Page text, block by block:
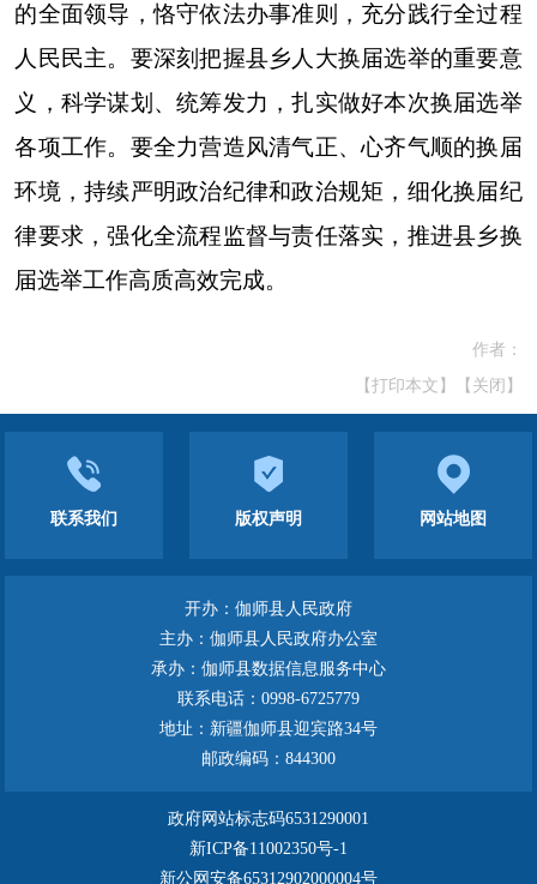
的全面领导，恪守依法办事准则，充分践行全过程
人民民主。要深刻把握县乡人大换届选举的重要意
义，科学谋划、统筹发力，扎实做好本次换届选举
各项工作。要全力营造风清气正、心齐气顺的换届
环境，持续严明政治纪律和政治规矩，细化换届纪
律要求，强化全流程监督与责任落实，推进县乡换
届选举工作高质高效完成。
作者：
【打印本文】
【关闭】
联系我们 版权声明 网站地图
开办：伽师县人民政府
主办：伽师县人民政府办公室
承办：伽师县数据信息服务中心
联系电话：0998-6725779
地址：新疆伽师县迎宾路34号
邮政编码：844300
政府网站标志码6531290001
新ICP备11002350号-1
新公网安备65312902000004号